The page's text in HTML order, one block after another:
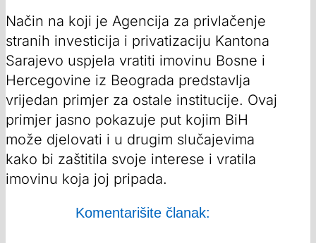
Način na koji je Agencija za privlačenje
stranih investicija i privatizaciju Kantona
Sarajevo uspjela vratiti imovinu Bosne i
Hercegovine iz Beograda predstavlja
vrijedan primjer za ostale institucije. Ovaj
primjer jasno pokazuje put kojim BiH
može djelovati i u drugim slučajevima
kako bi zaštitila svoje interese i vratila
imovinu koja joj pripada.
Komentarišite članak: